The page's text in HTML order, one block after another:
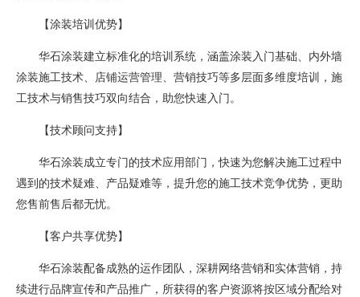
【涂装培训优势】
华石涂装建立标准化的培训系统，涵盖涂装入门基础、内外墙
涂装施工技术、店铺运营管理、营销技巧等多层面多维度培训，施
工技术与销售技巧双向结合，助您快速入门。
【技术顾问支持】
华石涂装成立专门的技术应用部门，快速为您解决施工过程中
遇到的技术疑难、产品疑难等，提升您的施工技术竞争优势，更助
您售前售后都无忧。
【客户共享优势】
华石涂装配备成熟的运作团队，深耕网络营销和实体营销，持
续进行品牌宣传和产品推广，所获得的客户资源将按区域分配给对